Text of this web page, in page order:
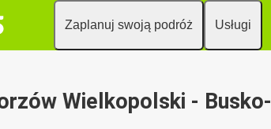
Zaplanuj swoją podróż Usługi
Wielkopolski - Busko-